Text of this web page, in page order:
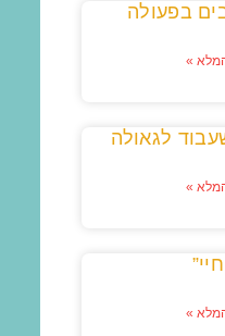
בפעולה
»
לגאולה
»
»